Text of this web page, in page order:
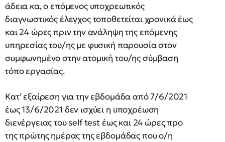
άδεια κα, ο επόμενος υποχρεωτικός
διαγνωστικός έλεγχος τοποθετείται χρονικά έως
και 24 ώρες πριν την ανάληψη της επόμενης
υπηρεσίας του/ης με φυσική παρουσία στον
συμφωνημένο στην ατομική του/ης σύμβαση
τόπο εργασίας.
Κατ’ εξαίρεση για την εβδομάδα από 7/6/2021
έως 13/6/2021 δεν ισχύει η υποχρέωση
διενέργειας του self test έως και 24 ώρες προ
της πρώτης ημέρας της εβδομάδας που ο/η